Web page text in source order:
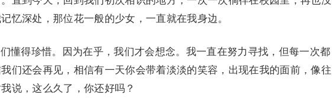
忆深处，那位花一般的少女，一直就在我身边。
得珍惜。因为在乎，我们才会想念。我一直在努力寻找，但每一次都
们还会再见，相信有一天你会带着淡淡的笑容，出现在我的面前，像往
说，这么久了，你还好吗？